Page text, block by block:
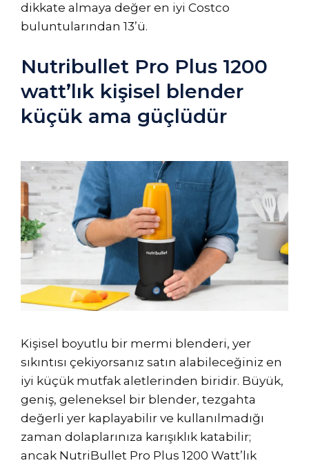
dikkate almaya değer en iyi Costco
buluntularından 13’ü.
Nutribullet Pro Plus 1200
watt’lık kişisel blender
küçük ama güçlüdür
Kişisel boyutlu bir mermi blenderi, yer
sıkıntısı çekiyorsanız satın alabileceğiniz en
iyi küçük mutfak aletlerinden biridir. Büyük,
geniş, geleneksel bir blender, tezgahta
değerli yer kaplayabilir ve kullanılmadığı
zaman dolaplarınıza karışıklık katabilir;
ancak NutriBullet Pro Plus 1200 Watt’lık